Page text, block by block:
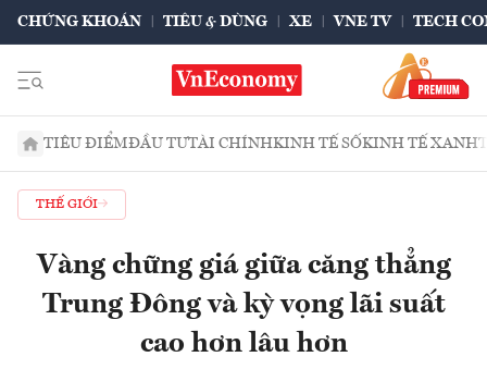
CHỨNG KHOÁN TIÊU & DÙNG XE VNE TV TECH
TIÊU ĐIỂMĐẦU TƯTÀI CHÍNHKINH TẾ SỐKINH TẾ XANH
THẾ GIỚI
Vàng chững giá giữa căng thẳng
Trung Đông và kỳ vọng lãi suất
cao hơn lâu hơn